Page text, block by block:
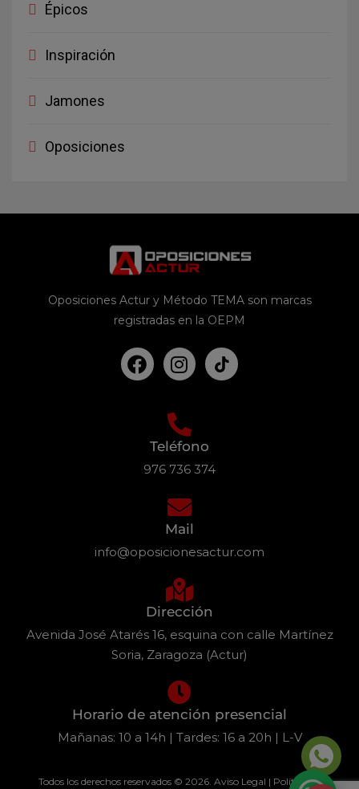
Épicos
Inspiración
Jamones
Oposiciones
Oposiciones Actur y Método TEMA son marcas
registradas en la OEPM
Teléfono
976 736 374
Mail
info@oposicionesactur.com
Dirección
Avenida José Atarés 16, esquina con calle Martínez
Soria, Zaragoza (Actur)
Horario de atención presencial
Mañanas: 10 a 14h | Tardes: 16 a 20h | L-V
Todos los derechos reservados © 2026. Aviso Legal | Política de